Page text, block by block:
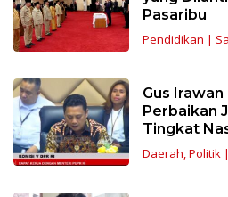
Pasaribu
Pendidikan |
Gus
Perbaikan
Tingkat
Daerah,Politik|